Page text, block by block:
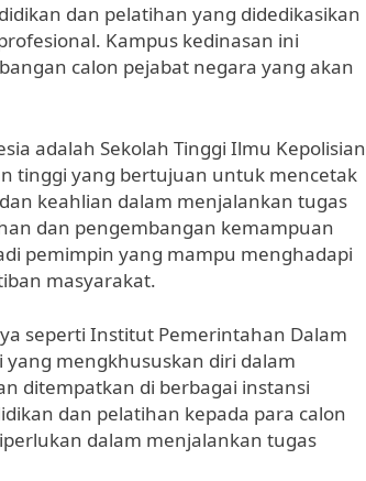
dan pelatihan yang didedikasikan
Kampus kedinasan ini
calon pejabat negara yang akan
adalah Sekolah Tinggi Ilmu Kepolisian
tinggi yang bertujuan untuk mencetak
keahlian dalam menjalankan tugas
dan pengembangan kemampuan
pemimpin yang mampu menghadapi
masyarakat.
seperti Institut Pemerintahan Dalam
mengkhususkan diri dalam
ditempatkan di berbagai instansi
dan pelatihan kepada para calon
dalam menjalankan tugas